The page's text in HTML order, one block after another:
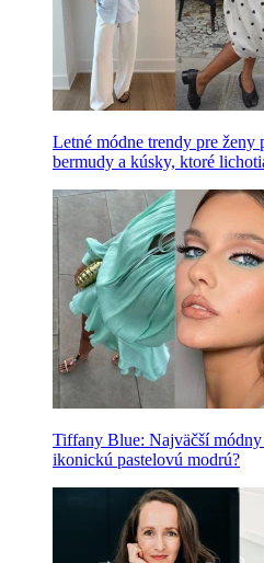
Letné módne trendy pre ženy
bermudy a kúsky, ktoré
Tiffany Blue: Najväčší
ikonickú pastelovú modrú?